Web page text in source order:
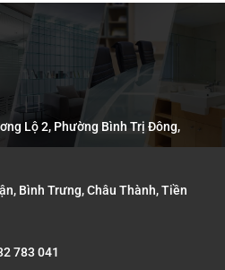
Lộ 2, Phường Bình Trị Đông,
Bình Trưng, Châu Thành, Tiền
783 041